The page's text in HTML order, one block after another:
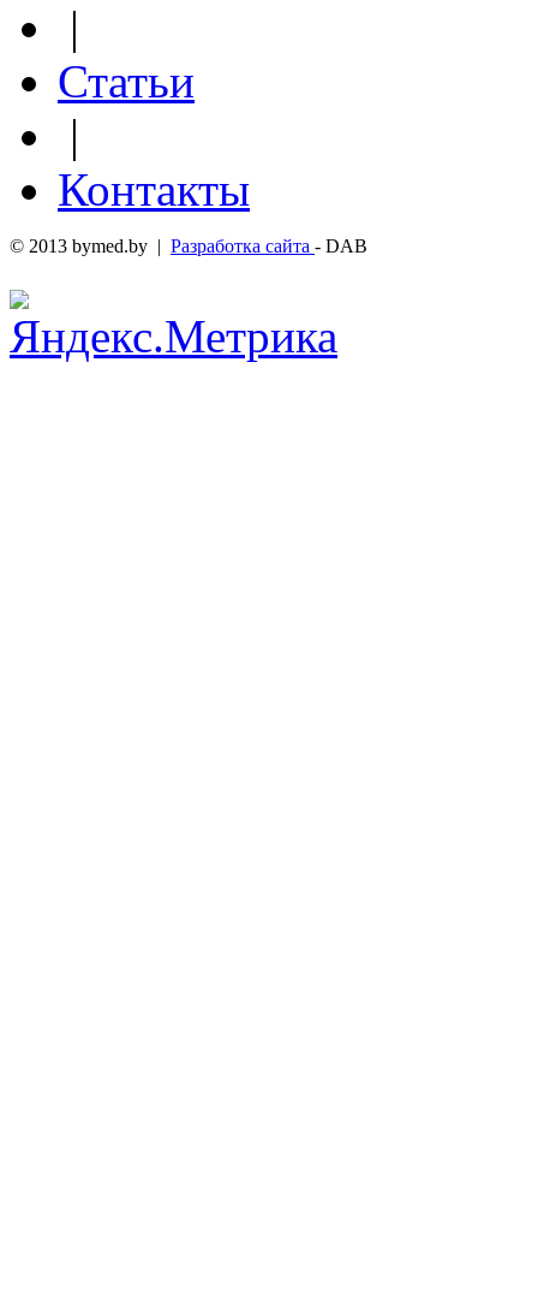
|
Статьи
|
Контакты
© 2013 bymed.by | Разработка сайта - DAB